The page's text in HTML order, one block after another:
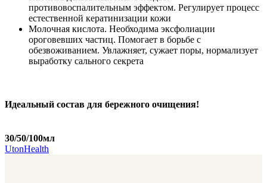
противовоспалительным эффектом. Регулирует процесс
естественной кератинизации кожи
Молочная кислота. Необходима эксфолиации
ороговевших частиц. Помогает в борьбе с
обезвоживанием. Увлажняет, сужает поры, нормализует
выработку сального секрета
Идеальный состав для бережного очищения!
30/50/100мл
UtonHealth